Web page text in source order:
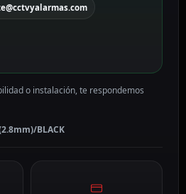
o instalación, te respondemos
BLACK